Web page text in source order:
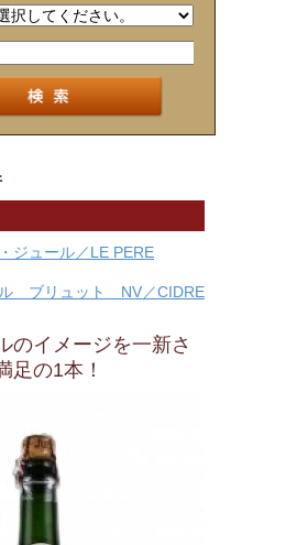
ジュール／LE PERE
ル ブリュット NV／CIDRE
のイメージを一新さ
足の1本！